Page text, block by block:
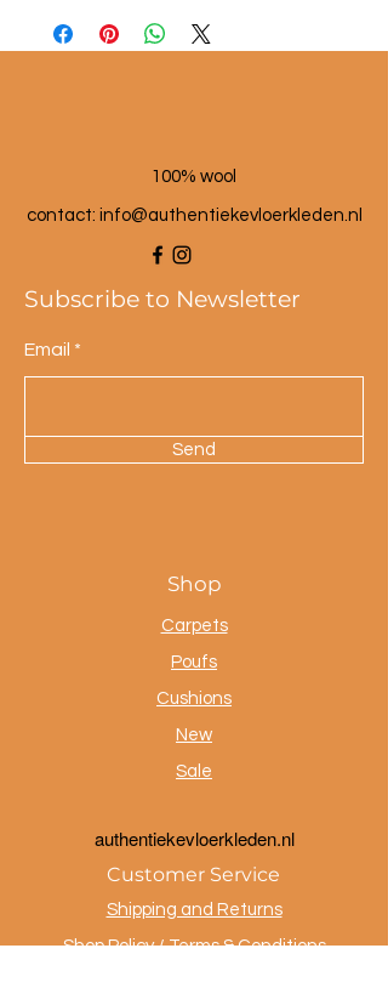
100% wool
contact: info@authentiekevloerkleden.nl
Subscribe to Newsletter
Email
Send
Shop
Carpets
Poufs
Cushions
New
Sale
authentiekevloerkleden.nl
Customer Service
Shipping and Returns
Shop Policy / Terms & Conditions